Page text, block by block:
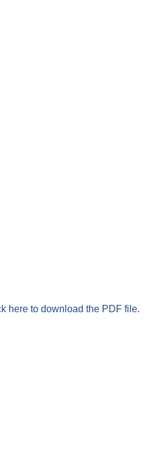
here to download the PDF file.